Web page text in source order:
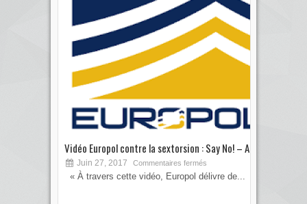
Vidéo Europol contre la sextorsion : Say No! – A...
Juin 27, 2017 Commentaires fermés
« À travers cette vidéo, Europol délivre de...